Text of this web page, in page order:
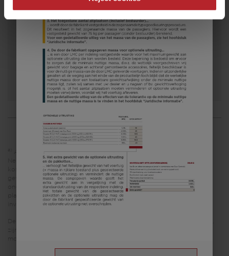
7,87 m
Lengte
1800 kg
Toegestaan totaal gewicht
Kies een model
Alle prijzen zijn adviesverkoopprijzen in EUR, gebaseerd op de
Nederlandse verkoopprijzen inclusief de onvermijdbare kosten en
kosten voor transport. Prijzen in andere landen kunnen afwijken als
gevolg van valuta, landspecifieke BTW, landspecifieke specificaties,
on-the-roadheffingen of invoerrechten. Neem contact op met uw
plaatselijke dealer voor de toepasselijke prijzen, belastingen en
invoerrechten voor uw land.